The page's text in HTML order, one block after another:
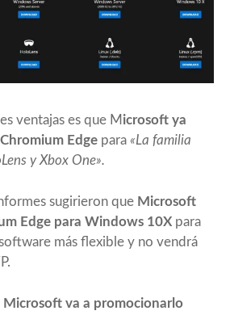
ventajas es que M icrosoft ya
Edge para «La familia
y Xbox One».
sugirieron que Microsoft
Edge para Windows 10X para
más flexible y no vendrá
Microsoft va a promocionarlo